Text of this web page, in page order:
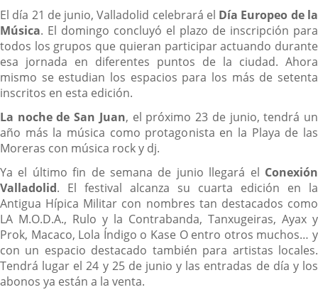
El día 21 de junio, Valladolid celebrará el Día Europeo de la
Música. El domingo concluyó el plazo de inscripción para
todos los grupos que quieran participar actuando durante
esa jornada en diferentes puntos de la ciudad. Ahora
mismo se estudian los espacios para los más de setenta
inscritos en esta edición.
La noche de San Juan, el próximo 23 de junio, tendrá un
año más la música como protagonista en la Playa de las
Moreras con música rock y dj.
Ya el último fin de semana de junio llegará el Conexión
Valladolid. El festival alcanza su cuarta edición en la
Antigua Hípica Militar con nombres tan destacados como
LA M.O.D.A., Rulo y la Contrabanda, Tanxugeiras, Ayax y
Prok, Macaco, Lola Índigo o Kase O entro otros muchos… y
con un espacio destacado también para artistas locales.
Tendrá lugar el 24 y 25 de junio y las entradas de día y los
abonos ya están a la venta.